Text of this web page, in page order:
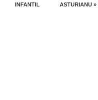
INFANTIL ASTURIANU »